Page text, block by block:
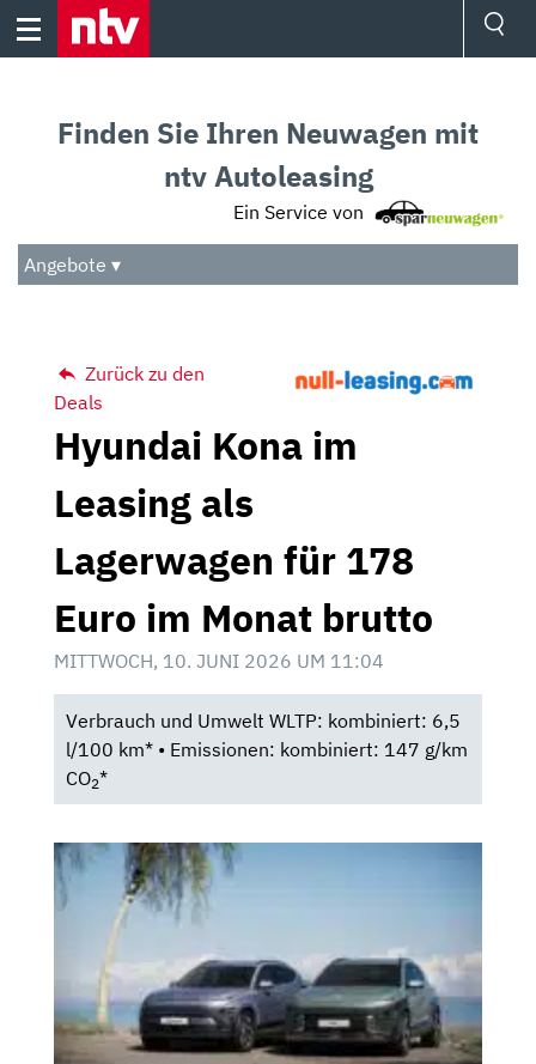
Skip
Audio
Das Beste
Finden Sie Ihren Neuwagen mit
ntv Autoleasing
Ein Service von
Angebote ▾
Zurück zu den
Deals
Hyundai Kona im
Leasing als
Lagerwagen für 178
Euro im Monat brutto
MITTWOCH, 10. JUNI 2026 UM 11:04
Verbrauch und Umwelt WLTP: kombiniert: 6,5
l/100 km* • Emissionen: kombiniert: 147 g/km
CO2*